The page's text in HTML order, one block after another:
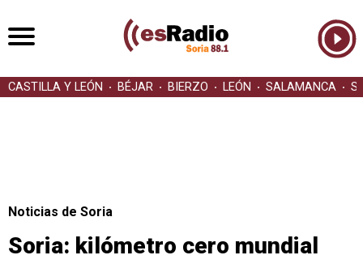
CASTILLA Y LEÓN BÉJAR BIERZO LEÓN SALAMANCA
Noticias de Soria
Soria: kilómetro cero mundial